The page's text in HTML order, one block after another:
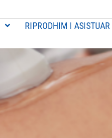
RIPRODHIM I ASISTUAR